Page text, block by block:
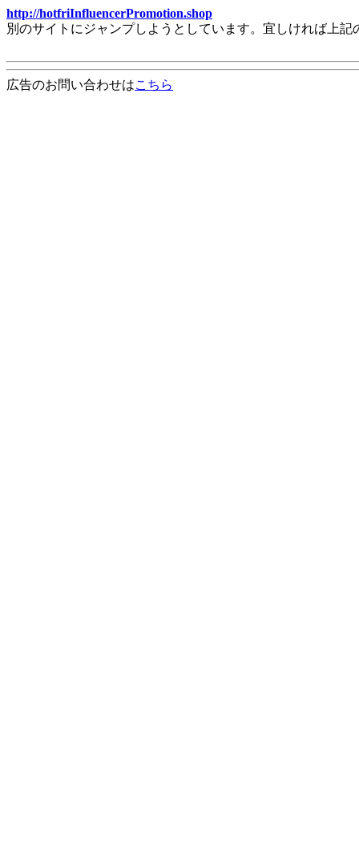
http://hotfriInfluencerPromotion.shop
別のサイトにジャンプしようとしています。宜しければ上
広告のお問い合わせはこちら